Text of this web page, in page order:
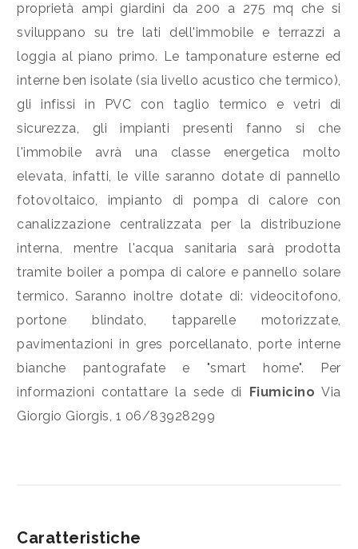
proprietà ampi giardini da 200 a 275 mq che si
sviluppano su tre lati dell'immobile e terrazzi a
loggia al piano primo. Le tamponature esterne ed
interne ben isolate (sia livello acustico che termico),
gli infissi in PVC con taglio termico e vetri di
sicurezza, gli impianti presenti fanno si che
l'immobile avrà una classe energetica molto
elevata, infatti, le ville saranno dotate di pannello
fotovoltaico, impianto di pompa di calore con
canalizzazione centralizzata per la distribuzione
interna, mentre l'acqua sanitaria sarà prodotta
tramite boiler a pompa di calore e pannello solare
termico. Saranno inoltre dotate di: videocitofono,
portone blindato, tapparelle motorizzate,
pavimentazioni in gres porcellanato, porte interne
bianche pantografate e "smart home". Per
informazioni contattare la sede di Fiumicino Via
Giorgio Giorgis, 1 06/83928299
Caratteristiche
Locali
minimi
Qualsiasi
5+